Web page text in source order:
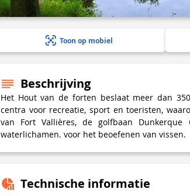
Toon op mobiel
Beschrijving
Het Hout van de forten beslaat meer dan
centra voor recreatie, sport en toeristen,
van Fort Vallières, de golfbaan
waterlichamen. voor het beoefenen van vissen.
Technische informatie